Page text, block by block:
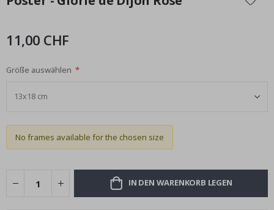
der
11,00 CHF
Größe auswählen
No frames available for the chosen size
IN DEN WARENKORB LEGEN